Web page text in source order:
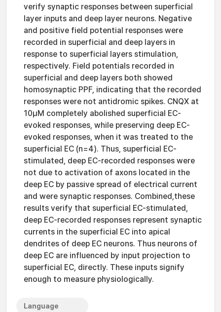
verify synaptic responses between superficial
layer inputs and deep layer neurons. Negative
and positive field potential responses were
recorded in superficial and deep layers in
response to superficial layers stimulation,
respectively. Field potentials recorded in
superficial and deep layers both showed
homosynaptic PPF, indicating that the recorded
responses were not antidromic spikes. CNQX at
10μM completely abolished superficial EC-
evoked responses, while preserving deep EC-
evoked responses, when it was treated to the
superficial EC (n=4). Thus, superficial EC-
stimulated, deep EC-recorded responses were
not due to activation of axons located in the
deep EC by passive spread of electrical current
and were synaptic responses. Combined,these
results verify that superficial EC-stimulated,
deep EC-recorded responses represent synaptic
currents in the superficial EC into apical
dendrites of deep EC neurons. Thus neurons of
deep EC are influenced by input projection to
superficial EC, directly. These inputs signify
enough to measure physiologically.
Language